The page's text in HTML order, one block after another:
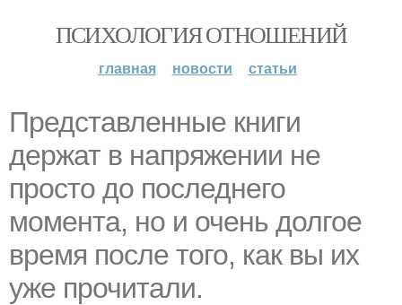
ПСИХОЛОГИЯ ОТНОШЕНИЙ
главная новости статьи
Представленные книги
держат в напряжении не
просто до последнего
момента, но и очень долгое
время после того, как вы их
уже прочитали.